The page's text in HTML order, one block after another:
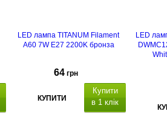
LED лампа TITANUM Filament
A60 7W E27 2200K бронза
64 грн
КУПИТИ
Купити
в 1 клік
LED